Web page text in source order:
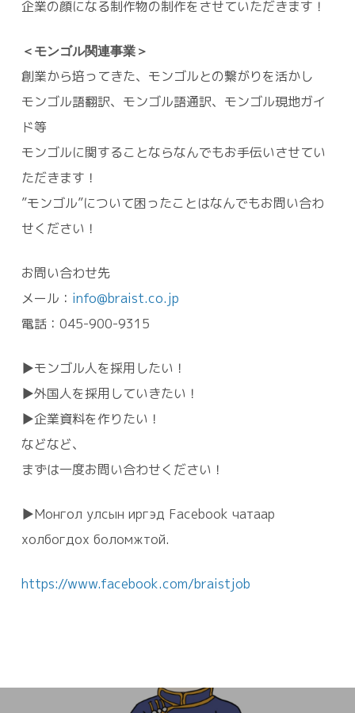
企業の顔になる制作物の制作をさせていただきます！
＜モンゴル関連事業＞
創業から培ってきた、モンゴルとの繋がりを活かし
モンゴル語翻訳、モンゴル語通訳、モンゴル現地ガイ
ド等
モンゴルに関することならなんでもお手伝いさせてい
ただきます！
”モンゴル”について困ったことはなんでもお問い合わ
せください！
お問い合わせ先
メール： info@braist.co.jp
電話：045-900-9315
▶モンゴル人を採用したい！
▶外国人を採用していきたい！
▶企業資料を作りたい！
などなど、
まずは一度お問い合わせください！
▶Монгол улсын иргэд Facebook чатаар
холбогдох боломжтой.
https://www.facebook.com/braistjob